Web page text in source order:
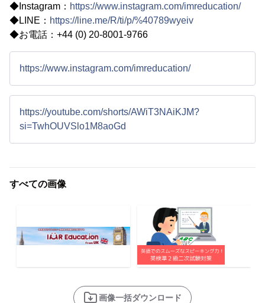
◆Instagram： https://www.instagram.com/imreducation/
◆LINE： https://line.me/R/ti/p/%40789wyeiv
◆お電話：+44 (0) 20-8001-9766
https://www.instagram.com/imreducation/
https://youtube.com/shorts/AWiT3NAiKJM?
si=TwhOUVSlo1M8aoGd
すべての画像
画像一括ダウンロード